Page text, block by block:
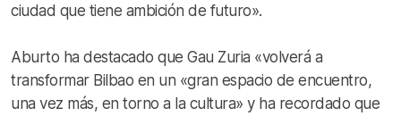
ciudad que tiene ambición de futuro».
Aburto ha destacado que Gau Zuria «volverá a
transformar Bilbao en un «gran espacio de encuentro,
una vez más, en torno a la cultura» y ha recordado que